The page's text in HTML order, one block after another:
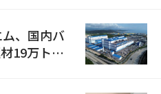
、国内バ
19万トン